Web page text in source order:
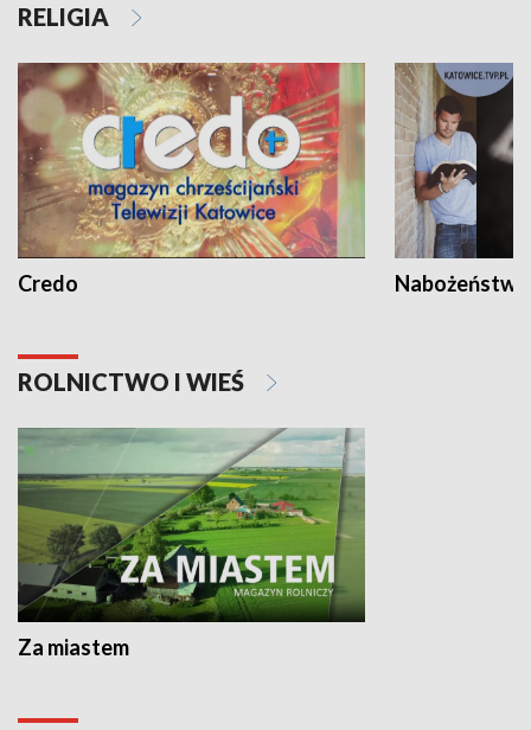
RELIGIA
Credo
ROLNICTWO I WIEŚ
Za miastem